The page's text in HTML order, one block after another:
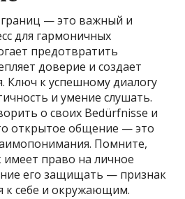
— это важный и
для гармоничных
предотвратить
доверие и создает
Ключ к успешному диалогу
и умение слушать.
о своих Bedürfnisse и
открытое общение — это
Помните,
право на личное
его защищать — признак
к себе и окружающим.